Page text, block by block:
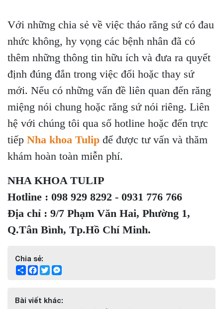
Với những chia sẻ về việc tháo răng sứ có đau
nhức không, hy vọng các bệnh nhân đã có
thêm những thông tin hữu ích và đưa ra quyết
định đúng đắn trong việc đổi hoặc thay sứ
mới. Nếu có những vấn đề liên quan đến răng
miệng nói chung hoặc răng sứ nói riêng. Liên
hệ với chúng tôi qua số hotline hoặc đến trực
tiếp Nha khoa Tulip để được tư vấn và thăm
khám hoàn toàn miễn phí.
NHA KHOA TULIP
Hotline : 098 929 8292 - 0931 776 766
Địa chỉ : 9/7 Phạm Văn Hai, Phường 1,
Q.Tân Bình, Tp.Hồ Chí Minh.
Chia sẻ:
ShareFacebook
Twitter
Bài viết khác: